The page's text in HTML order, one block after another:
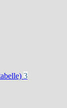
3